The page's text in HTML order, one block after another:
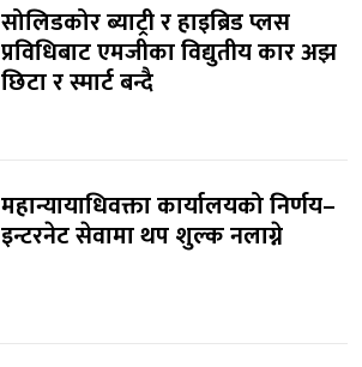
सोलिडकोर ब्याट्री र हाइब्रिड प्लस
प्रविधिबाट एमजीका विद्युतीय कार अझ
छिटा र स्मार्ट बन्दै
महान्यायाधिवक्ता कार्यालयको निर्णय–
इन्टरनेट सेवामा थप शुल्क नलाग्ने